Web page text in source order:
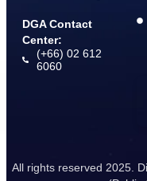
DGA Contact
Center:
(+66) 02 612
6060
All rights reserved 2025.